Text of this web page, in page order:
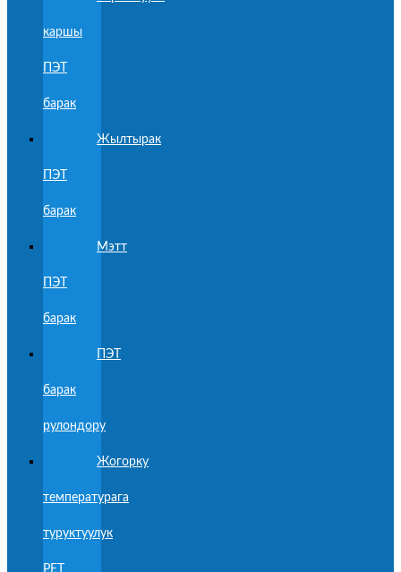
каршы
ПЭТ
барак
Жылтырак
ПЭТ
барак
Мэтт
ПЭТ
барак
ПЭТ
барак
рулондору
Жогорку
температурага
туруктуулук
PET